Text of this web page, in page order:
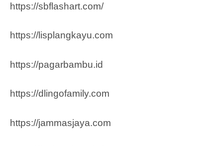
https://sbflashart.com/
https://lisplangkayu.com
https://pagarbambu.id
https://dlingofamily.com
https://jammasjaya.com